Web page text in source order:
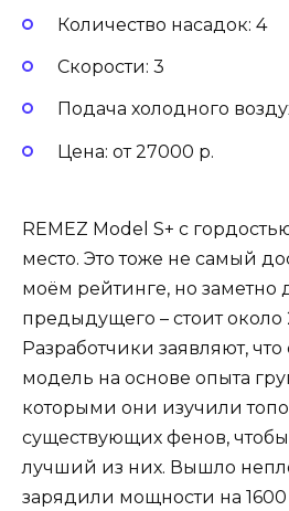
Количество насадок: 4
Скорости: 3
Подача холодного
Цена: от 27000 р.
REMEZ Model S+ с
место. Это тоже не самый
моём рейтинге, но заметно
предыдущего – стоит около
Разработчики заявляют, что
модель на основе опыта
которыми они изучили
существующих фенов,
лучший из них. Вышло
зарядили мощности на